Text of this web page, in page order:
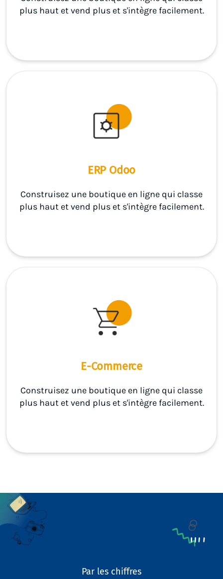
plus haut et vend plus et s'intègre facilement.
ERP Odoo
Construisez une boutique en ligne qui classe
plus haut et vend plus et s'intègre facilement.
E-Commerce
Construisez une boutique en ligne qui classe
plus haut et vend plus et s'intègre facilement.
Par les chiffres